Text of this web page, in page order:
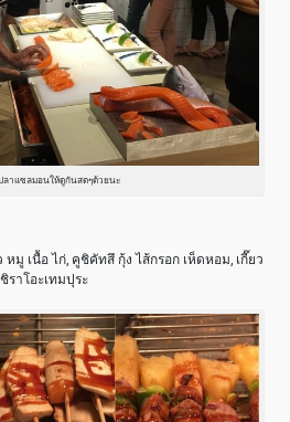
ลาแซลมอนให้ดูกันสดๆด้วยนะ
มู เนื้อ ไก่, คูชิคัทสึ กุ้ง ไส้กรอก เห็ดหอม, เกี๊ยว
ราโอะเทมปุระ